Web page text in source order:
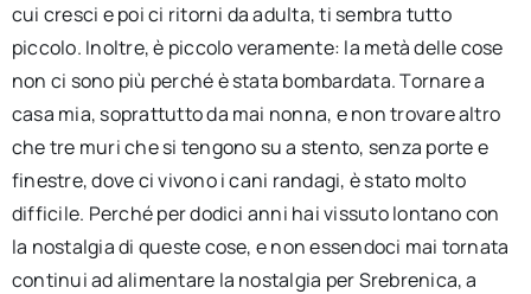
cui cresci e poi ci ritorni da adulta, ti sembra tutto
piccolo. Inoltre, è piccolo veramente: la metà delle cose
non ci sono più perché è stata bombardata. Tornare a
casa mia, soprattutto da mai nonna, e non trovare altro
che tre muri che si tengono su a stento, senza porte e
finestre, dove ci vivono i cani randagi, è stato molto
difficile. Perché per dodici anni hai vissuto lontano con
la nostalgia di queste cose, e non essendoci mai tornata
continui ad alimentare la nostalgia per Srebrenica, a